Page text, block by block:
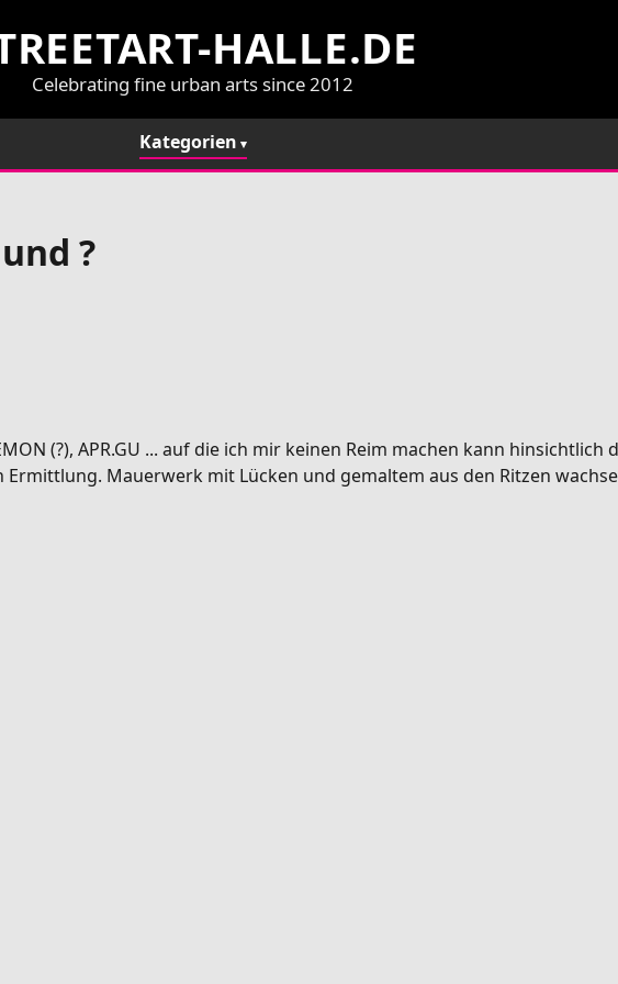
HALLE.DE
Celebrating fine urban arts since 2012
Kategorien
?
(?), APR.GU ... auf die ich mir keinen Reim machen kann hinsichtlich
Mauerwerk mit Lücken und gemaltem aus den Ritzen